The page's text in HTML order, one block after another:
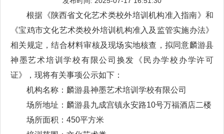
根据《陕西省文化艺术类校外培训机构准入指南》和
《宝鸡市文化艺术类校外培训机构准入及监管实施办法》
相关规定，结合材料审核及现场实地核查，拟同意麟游县
神墨艺术培训学校有限公司换发《民办学校办学许可
证》，现将有关事项公示如下：
机构名称：麟游县神墨艺术培训学校有限公司
场所地址：麟游县九成宫镇永安路10号万福酒店二楼
场所面积：450平方米